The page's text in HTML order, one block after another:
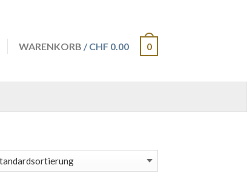
WARENKORB / CHF 0.00 0